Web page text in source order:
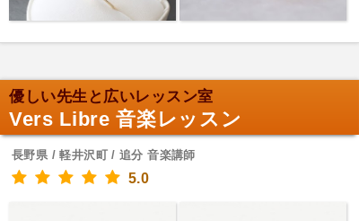
優しい先生と広いレッスン室
Vers Libre 音楽レッスン
長野県 / 軽井沢町 / 追分 音楽講師
5.0